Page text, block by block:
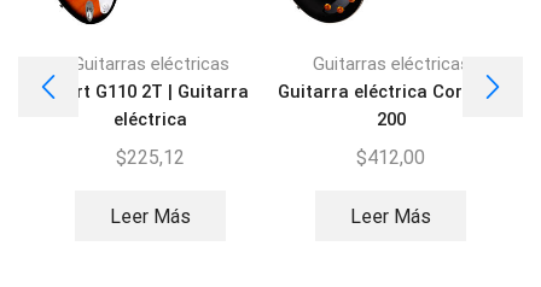
Guitarras eléctricas
Cort G110 2T | Guitarra
eléctrica
$225,12
Leer Más
Guitarras eléctricas
Guitarra eléctrica Cort CR-
200
$412,00
Leer Más